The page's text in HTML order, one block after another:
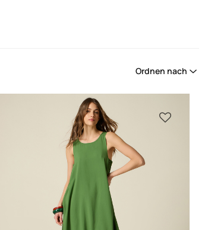
Ordnen nach